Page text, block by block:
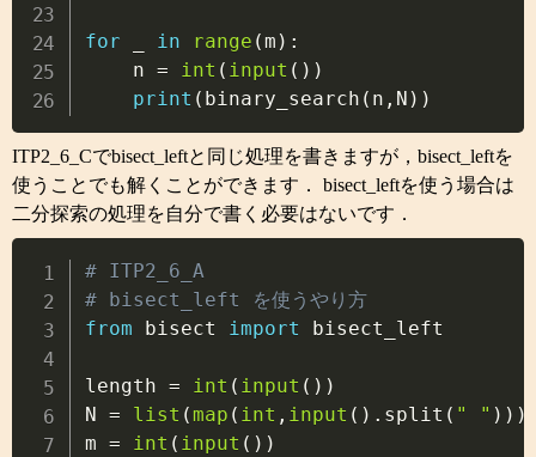
for in range (m ) :
    n
= int ( input ( ) )
print ( binary_search ( n , N ) )
ITP2_6_Cでbisect_leftと同じ処理を書きますが，bisect_leftを
使うことでも解くことができます． bisect_leftを使う場合は
二分探索の処理を自分で書く必要はないです．
# ITP2_6_A
# bisect_left を使うやり方
from bisect import bisect_left
length = int ( input ( ) )
N = list (map ( int , input ( ) . split ( " " ) ) )
m = int ( input ( ) )